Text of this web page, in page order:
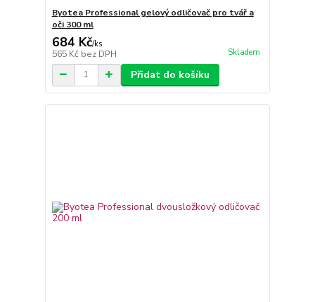
Byotea Professional gelový odličovač pro tvář a
oči 300 ml
684 Kč/ks
565 Kč bez DPH Skladem
Přidat do košíku